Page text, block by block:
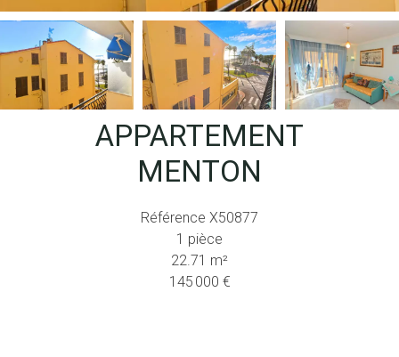
APPARTEMENT
MENTON
Référence X50877
1 pièce
22.71 m²
145 000 €